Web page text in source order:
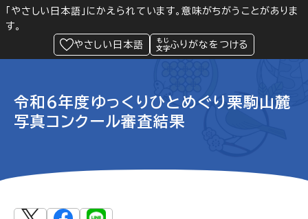
「やさしい日本語」にかえられています。意味がちがうことがありま
す。
やさしい日本語
ふりがなをつける
Language 閲覧支援
緊急情報
令和6年度ゆっくりひとめぐり栗駒山麓
写真コンクール審査結果